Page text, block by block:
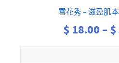
雪花秀 – 滋盈肌
$ 18.00 – $